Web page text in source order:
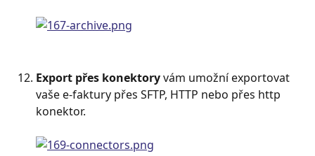
Export přes konektory vám umožní exportovat
vaše e-faktury přes SFTP, HTTP nebo přes http
konektor.